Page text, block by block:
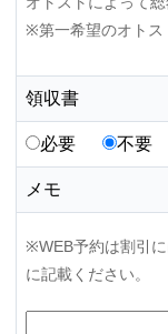
※第一希望のオトス
領収書
必要 不要
メモ
※WEB予約は割引
に記載ください。